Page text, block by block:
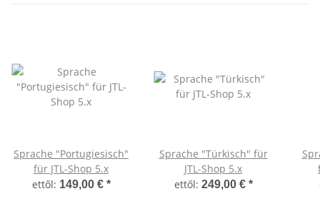
Sprache "Portugiesisch"
für JTL-Shop 5.x
ettől: 149,00 € *
Sprache "Türkisch" für
JTL-Shop 5.x
ettől: 249,00 € *